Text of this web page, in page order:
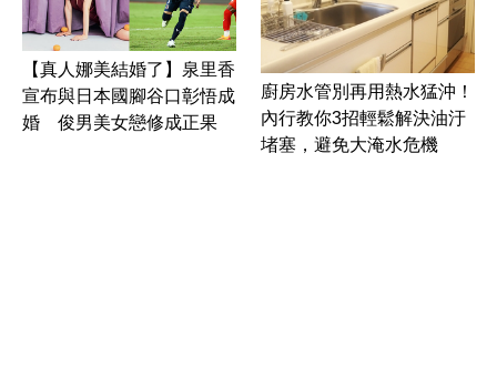
【真人娜美結婚了】泉里香
宣布與日本國腳谷口彰悟成
婚 俊男美女戀修成正果
廚房水管別再用熱水猛沖！
內行教你3招輕鬆解決油汙
堵塞，避免大淹水危機